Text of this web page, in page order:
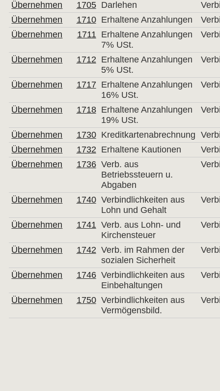
Übernehmen 1705 Darlehen
Übernehmen
1710 Erhaltene Anzahlungen
Übernehmen
1711 Erhaltene Anzahlungen
7% USt.
Übernehmen 1712 Erhaltene Anzahlungen
5% USt.
Übernehmen 1717 Erhaltene Anzahlungen
16% USt.
Übernehmen 1718 Erhaltene Anzahlungen
19% USt.
Übernehmen 1730 Kreditkartenabrechnung
Übernehmen
1732 Erhaltene Kautionen
Übernehmen
1736 Verb. aus
Betriebssteuern u.
Abgaben
Übernehmen 1740 Verbindlichkeiten aus
Lohn und Gehalt
Übernehmen 1741 Verb. aus Lohn- und
Kirchensteuer
Übernehmen 1742 Verb. im Rahmen der
sozialen Sicherheit
Übernehmen 1746 Verbindlichkeiten aus
Einbehaltungen
Übernehmen 1750 Verbindlichkeiten aus
Vermögensbild.